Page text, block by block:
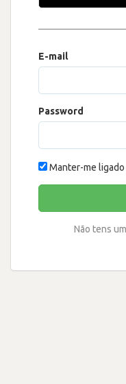
E-mail
Password
Manter-me ligado
Não tens